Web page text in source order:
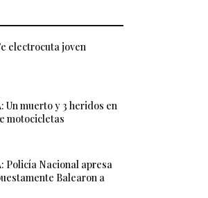
electrocuta joven
Un muerto y 3 heridos en
motocicletas
Policía Nacional apresa
Balearon a